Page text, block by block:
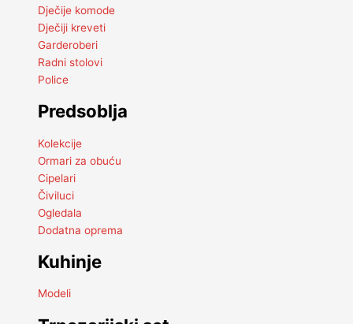
Dječije komode
Dječiji kreveti
Garderoberi
Radni stolovi
Police
Predsoblja
Kolekcije
Ormari za obuću
Cipelari
Čiviluci
Ogledala
Dodatna oprema
Kuhinje
Modeli